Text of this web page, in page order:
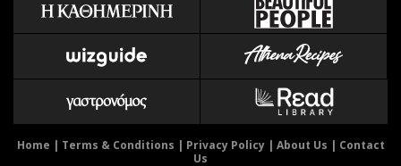
Home | Terms & Conditions | Privacy Policy| About Us | Contact
Us